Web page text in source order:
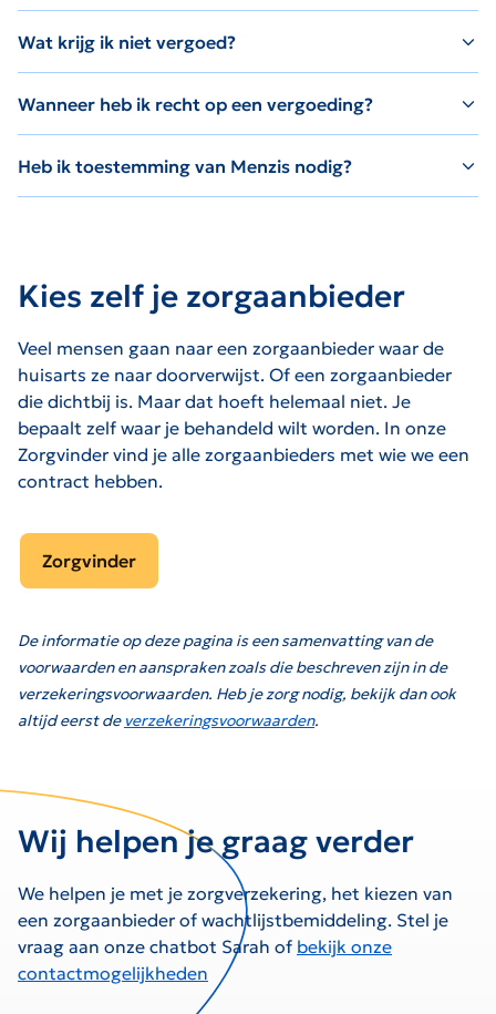
Wat krijg ik niet vergoed?
Wanneer heb ik recht op een vergoeding?
Heb ik toestemming van Menzis nodig?
Kies zelf je zorgaanbieder
Veel mensen gaan naar een zorgaanbieder waar de
huisarts ze naar doorverwijst. Of een zorgaanbieder
die dichtbij is. Maar dat hoeft helemaal niet. Je
bepaalt zelf waar je behandeld wilt worden. In onze
Zorgvinder vind je alle zorgaanbieders met wie we een
contract hebben.
Zorgvinder
De informatie op deze pagina is een samenvatting van de
voorwaarden en aanspraken zoals die beschreven zijn in de
verzekeringsvoorwaarden. Heb je zorg nodig, bekijk dan ook
altijd eerst de verzekeringsvoorwaarden.
Wij helpen je graag verder
We helpen je met je zorgverzekering, het kiezen van
een zorgaanbieder of wachtlijstbemiddeling. Stel je
vraag aan onze chatbot Sarah of bekijk onze
contactmogelijkheden